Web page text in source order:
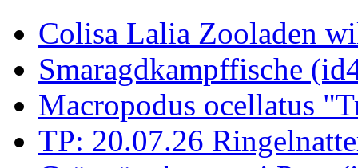
Colisa Lalia Zooladen
Smaragdkampffische
Macropodus ocellatus
TP: 20.07.26